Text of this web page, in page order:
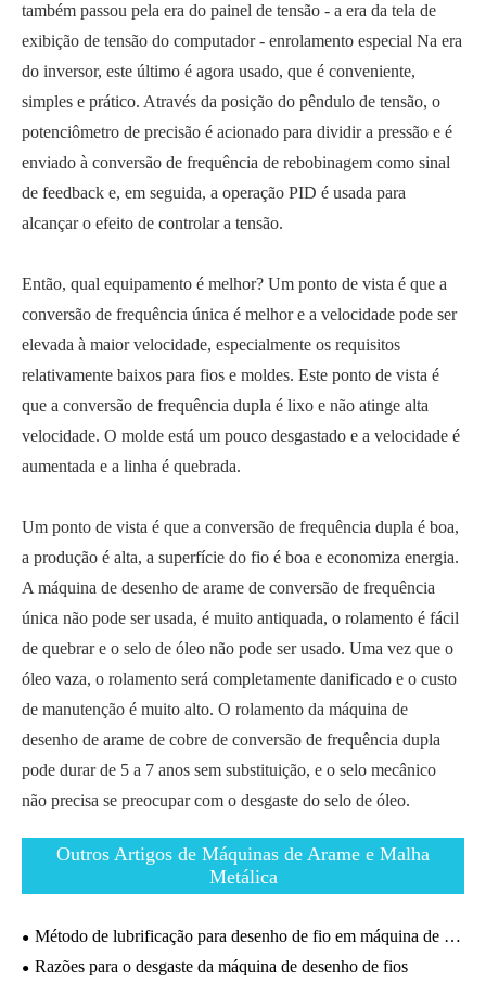
também passou pela era do painel de tensão - a era da tela de
exibição de tensão do computador - enrolamento especial Na era
do inversor, este último é agora usado, que é conveniente,
simples e prático. Através da posição do pêndulo de tensão, o
potenciômetro de precisão é acionado para dividir a pressão e é
enviado à conversão de frequência de rebobinagem como sinal
de feedback e, em seguida, a operação PID é usada para
alcançar o efeito de controlar a tensão.
Então, qual equipamento é melhor? Um ponto de vista é que a
conversão de frequência única é melhor e a velocidade pode ser
elevada à maior velocidade, especialmente os requisitos
relativamente baixos para fios e moldes. Este ponto de vista é
que a conversão de frequência dupla é lixo e não atinge alta
velocidade. O molde está um pouco desgastado e a velocidade é
aumentada e a linha é quebrada.
Um ponto de vista é que a conversão de frequência dupla é boa,
a produção é alta, a superfície do fio é boa e economiza energia.
A máquina de desenho de arame de conversão de frequência
única não pode ser usada, é muito antiquada, o rolamento é fácil
de quebrar e o selo de óleo não pode ser usado. Uma vez que o
óleo vaza, o rolamento será completamente danificado e o custo
de manutenção é muito alto. O rolamento da máquina de
desenho de arame de cobre de conversão de frequência dupla
pode durar de 5 a 7 anos sem substituição, e o selo mecânico
não precisa se preocupar com o desgaste do selo de óleo.
Outros Artigos de Máquinas de Arame e Malha
Metálica
Método de lubrificação para desenho de fio em máquina de desenho de aço inoxidável.
Razões para o desgaste da máquina de desenho de fios